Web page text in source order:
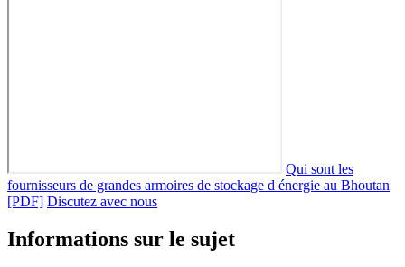
Qui sont les
fournisseurs de grandes armoires de stockage d énergie au Bhoutan
[PDF] Discutez avec nous
Informations sur le sujet